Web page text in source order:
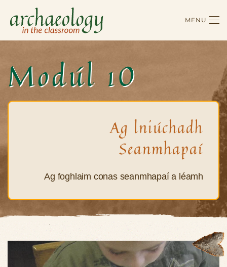
Skip to main content
MENU
Modúl 10
Ag lniúchadh
Seanmhapaí
Ag foghlaim conas seanmhapaí a léamh